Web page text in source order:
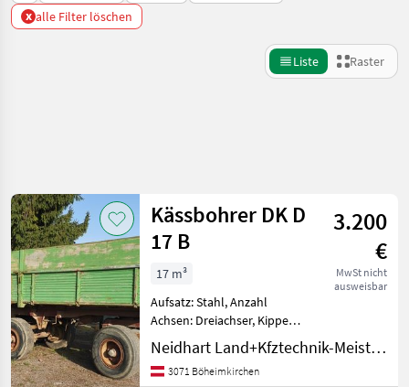
x alle Filter löschen
Liste Raster
Kategorie 4 Land Filter
AKTUELLER
PFAD
Landtechnik
Anhaenger
Kipper
Zurücksetzen
2
anzeigen
Kässbohrer DK D
17 B
3.200
€
MwSt nicht
ausweisbar
17 m³
Aufsatz: Stahl, Anzahl
Achsen: Dreiachser, Kipper-
Bauart: Zweiseiten-Kipper,
Bremse: Druckluftbremse
Gebrauchter
Neidhart Land+Kfztechnik-Meisterbetrieb
3071 Böheimkirchen